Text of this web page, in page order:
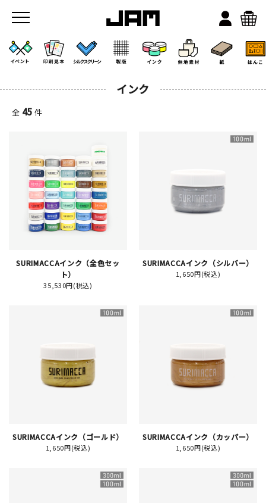
JAMのこと
お店/ワークスペース
シルクスクリーン
無地素材
はんこ
インク
全 45 件
SURIMACCAインク（全色セッ
ト）
35,530円(税込)
SURIMACCAインク（シルバー）
1,650円(税込)
SURIMACCAインク（ゴールド）
1,650円(税込)
SURIMACCAインク（カッパー）
1,650円(税込)